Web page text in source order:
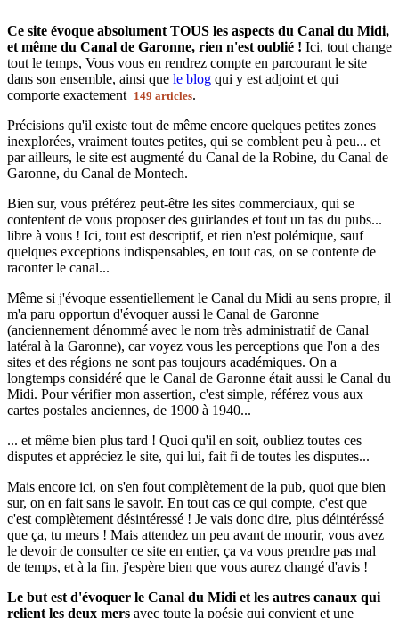
Ce site évoque absolument TOUS les aspects du Canal du Midi,
et même du Canal de Garonne, rien n'est oublié ! Ici, tout change
tout le temps, Vous vous en rendrez compte en parcourant le site
dans son ensemble, ainsi que le blog qui y est adjoint et qui
comporte exactement
149 articles.
Précisions qu'il existe tout de même encore quelques petites zones
inexplorées, vraiment toutes petites, qui se comblent peu à peu... et
par ailleurs, le site est augmenté du Canal de la Robine, du Canal de
Garonne, du Canal de Montech.
Bien sur, vous préférez peut-être les sites commerciaux, qui se
contentent de vous proposer des guirlandes et tout un tas du pubs...
libre à vous ! Ici, tout est descriptif, et rien n'est polémique, sauf
quelques exceptions indispensables, en tout cas, on se contente de
raconter le canal...
Même si j'évoque essentiellement le Canal du Midi au sens propre, il
m'a paru opportun d'évoquer aussi le Canal de Garonne
(anciennement dénommé avec le nom très administratif de Canal
latéral à la Garonne), car voyez vous les perceptions que l'on a des
sites et des régions ne sont pas toujours académiques. On a
longtemps considéré que le Canal de Garonne était aussi le Canal du
Midi. Pour vérifier mon assertion, c'est simple, référez vous aux
cartes postales anciennes, de 1900 à 1940...
... et même bien plus tard ! Quoi qu'il en soit, oubliez toutes ces
disputes et appréciez le site, qui lui, fait fi de toutes les disputes...
Mais encore ici, on s'en fout complètement de la pub, quoi que bien
sur, on en fait sans le savoir. En tout cas ce qui compte, c'est que
c'est complètement désintéressé ! Je vais donc dire, plus déintéréssé
que ça, tu meurs ! Mais attendez un peu avant de mourir, vous avez
le devoir de consulter ce site en entier, ça va vous prendre pas mal
de temps, et à la fin, j'espère bien que vous aurez changé d'avis !
Le but est d'évoquer le Canal du Midi et les autres canaux qui
relient les deux mers avec toute la poésie qui convient et une